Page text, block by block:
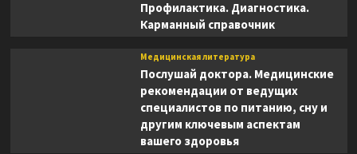
Профилактика. Диагностика.
Карманный справочник
Медицинская литература
Послушай доктора. Медицинские
рекомендации от ведущих
специалистов по питанию, сну и
другим ключевым аспектам
вашего здоровья